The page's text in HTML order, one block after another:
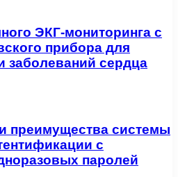
ЭКГ-мониторинга с
прибора для
заболеваний сердца
преимущества системы
с
паролей